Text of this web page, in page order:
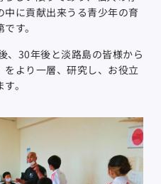
に貢献出来うる青少年の育
す。
、30年後と淡路島の皆様から
より一層、研究し、お役立
。